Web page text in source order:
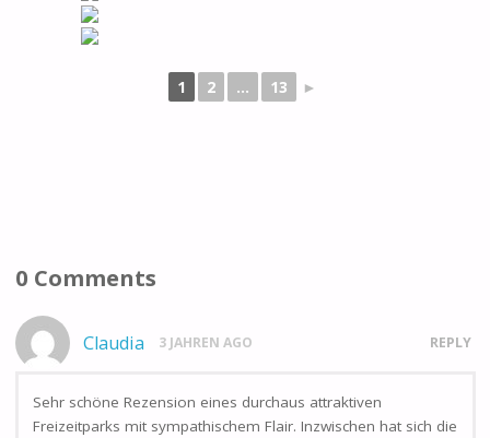
1 2 ... 13 ►
0 Comments
Claudia 3 JAHREN AGO REPLY
Sehr schöne Rezension eines durchaus attraktiven
Freizeitparks mit sympathischem Flair. Inzwischen hat sich die